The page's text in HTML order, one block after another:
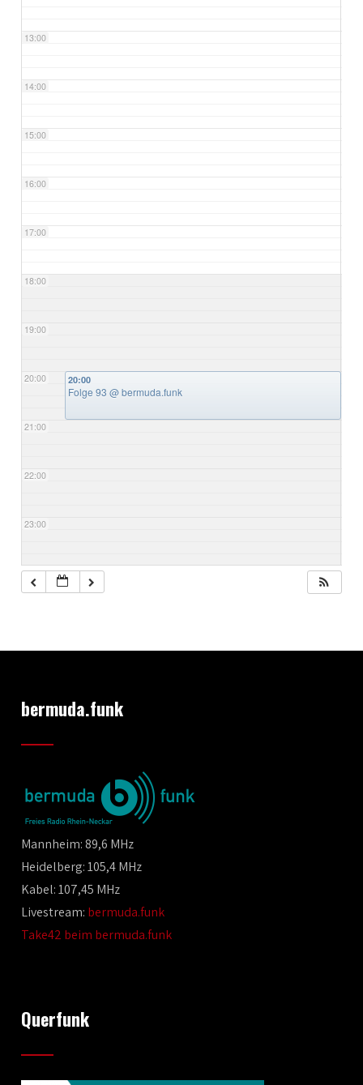
13:00
14:00
15:00
16:00
17:00
18:00
19:00
20:00
21:00
22:00
23:00
20:00
Folge 93@ bermuda.funk
bermuda.funk
Mannheim: 89,6 MHz
Heidelberg: 105,4 MHz
Kabel: 107,45 MHz
Livestream: bermuda.funk
Take42 beim bermuda.funk
Querfunk